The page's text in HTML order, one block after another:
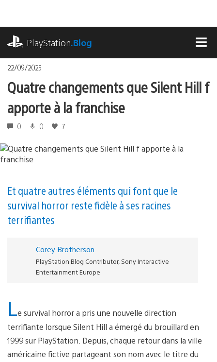
contenu
PlayStation.Blog
22/09/2025
Quatre changements que Silent Hill f
apporte à la franchise
0 0 7
Et quatre autres éléments qui font que le
survival horror reste fidèle à ses racines
terrifiantes
Corey Brotherson
PlayStation Blog Contributor, Sony Interactive
Entertainment Europe
Le survival horror a pris une nouvelle direction
terrifiante lorsque Silent Hill a émergé du brouillard en
1999 sur PlayStation. Depuis, chaque retour dans la ville
américaine fictive partageant son nom avec le titre du